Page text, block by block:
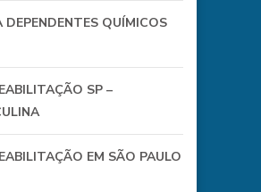
DEPENDENTES QUÍMICOS
SP –
EM SÃO PAULO